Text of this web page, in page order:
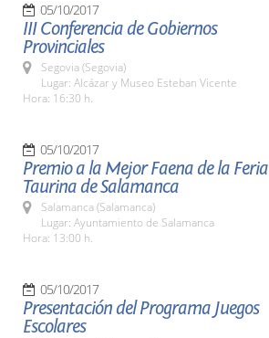
05/10/2017
III Conferencia de Gobiernos
Provinciales
Segovia (Segovia)
Lugar: Alcázar y Museo Esteban Vicente
Hora: 16:30 h.
05/10/2017
Premio a la Mejor Faena de la Feria
Taurina de Salamanca
Salamanca (Salamanca)
Lugar: Ayuntamiento de Salamanca
Hora: 13:00 h.
05/10/2017
Presentación del Programa Juegos
Escolares